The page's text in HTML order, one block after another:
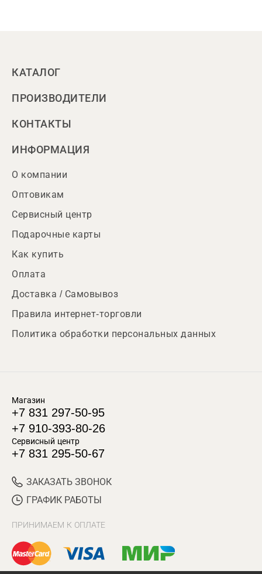
КАТАЛОГ
ПРОИЗВОДИТЕЛИ
КОНТАКТЫ
ИНФОРМАЦИЯ
О компании
Оптовикам
Сервисный центр
Подарочные карты
Как купить
Оплата
Доставка / Самовывоз
Правила интернет-торговли
Политика обработки персональных данных
Магазин
+7 831 297-50-95
+7 910-393-80-26
Сервисный центр
+7 831 295-50-67
ЗАКАЗАТЬ ЗВОНОК
ГРАФИК РАБОТЫ
ПРИНИМАЕМ К ОПЛАТЕ